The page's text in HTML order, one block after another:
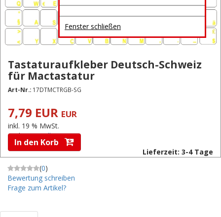
Fenster schließen
Tastaturaufkleber Deutsch-Schweiz
für Mactastatur
Art-Nr.: 17DTMCTRGB-SG
7,79 EUR EUR
inkl. 19 % MwSt.
zzgl.Versandkosten
Lieferzeit: 3-4 Tage
In den Korb
(0)
Bewertung schreiben
Frage zum Artikel?